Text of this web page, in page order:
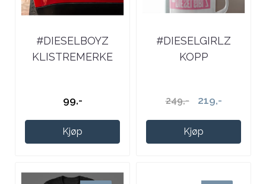
#DIESELBOYZ
KLISTREMERKE
99,-
Kjøp
#DIESELGIRLZ
KOPP
249,- 219,-
Kjøp